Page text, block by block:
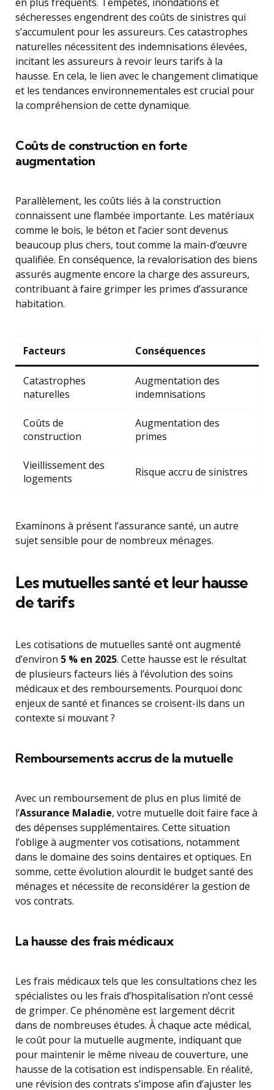
sécheresses engendrent des coûts de sinistres qui
s’accumulent pour les assureurs. Ces catastrophes
naturelles nécessitent des indemnisations élevées,
incitant les assureurs à revoir leurs tarifs à la
hausse. En cela, le lien avec le changement climatique
et les tendances environnementales est crucial pour
la compréhension de cette dynamique.
Coûts de construction en forte
augmentation
Parallèlement, les coûts liés à la construction
connaissent une flambée importante. Les matériaux
comme le bois, le béton et l’acier sont devenus
beaucoup plus chers, tout comme la main-d’œuvre
qualifiée. En conséquence, la revalorisation des biens
assurés augmente encore la charge des assureurs,
contribuant à faire grimper les primes d’assurance
habitation.
Facteurs Conséquences
Catastrophes
naturelles
Augmentation des
indemnisations
Coûts de
construction
Augmentation des
primes
Vieillissement des
logements
Risque accru de sinistres
Examinons à présent l’assurance santé, un autre
sujet sensible pour de nombreux ménages.
Les mutuelles santé et leur hausse
de tarifs
Les cotisations de mutuelles santé ont augmenté
d’environ 5 % en 2025. Cette hausse est le résultat
de plusieurs facteurs liés à l’évolution des soins
médicaux et des remboursements. Pourquoi donc
enjeux de santé et finances se croisent-ils dans un
contexte si mouvant ?
Remboursements accrus de la mutuelle
Avec un remboursement de plus en plus limité de
l’Assurance Maladie, votre mutuelle doit faire face à
des dépenses supplémentaires. Cette situation
l’oblige à augmenter vos cotisations, notamment
dans le domaine des soins dentaires et optiques. En
somme, cette évolution alourdit le budget santé des
ménages et nécessite de reconsidérer la gestion de
vos contrats.
La hausse des frais médicaux
Les frais médicaux tels que les consultations chez les
spécialistes ou les frais d’hospitalisation n’ont cessé
de grimper. Ce phénomène est largement décrit
dans de nombreuses études. À chaque acte médical,
le coût pour la mutuelle augmente, indiquant que
pour maintenir le même niveau de couverture, une
hausse de la cotisation est indispensable. En réalité,
une révision des contrats s’impose afin d’ajuster les